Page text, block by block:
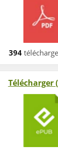
394
Télécharger